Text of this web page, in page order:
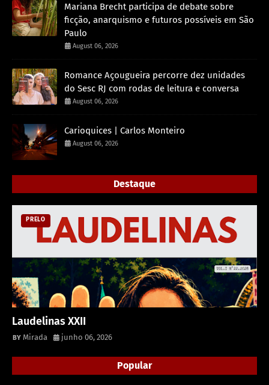
Mariana Brecht participa de debate sobre
ficção, anarquismo e futuros possíveis em São
Paulo
August 06, 2026
Romance Açougueira percorre dez unidades
do Sesc RJ com rodas de leitura e conversa
August 06, 2026
Carioquices | Carlos Monteiro
August 06, 2026
Destaque
PRELO
Laudelinas XXII
Mirada junho 06, 2026
Popular